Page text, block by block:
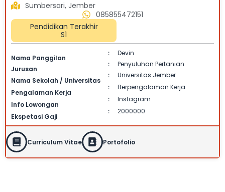
Pendidikan Terakhir
S1
085855472151
Sumbersari, Jember
Nama Panggilan
:
Devin
Jurusan
:
Penyuluhan Pertanian
Nama Sekolah / Universitas
: Universitas Jember
Pengalaman Kerja
: Berpengalaman Kerja
Info Lowongan
: Instagram
Ekspetasi Gaji
: 2000000
Curriculum Vitae Portofolio